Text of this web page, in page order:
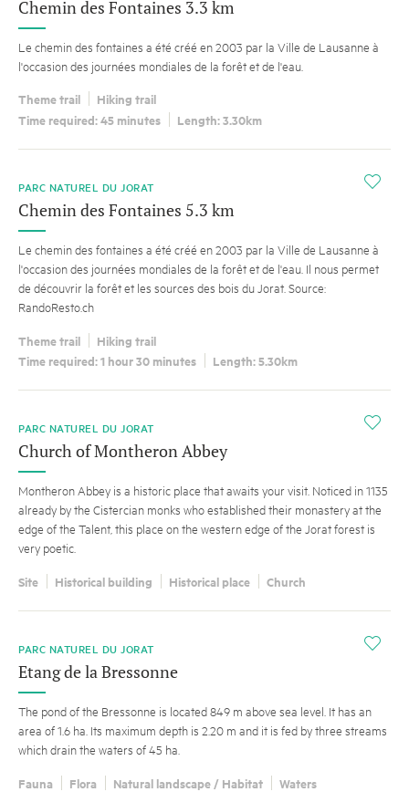
Chemin des Fontaines 3.3 km
Le chemin des fontaines a été créé en 2003 par la Ville de Lausanne à
l'occasion des journées mondiales de la forêt et de l'eau.
Theme trail
Hiking trail
Time required: 45 minutes
Length: 3.30km
i
PARC NATUREL DU JORAT
Chemin des Fontaines 5.3 km
Le chemin des fontaines a été créé en 2003 par la Ville de Lausanne à
l'occasion des journées mondiales de la forêt et de l'eau. Il nous permet
de découvrir la forêt et les sources des bois du Jorat. Source:
RandoResto.ch
Theme trail
Hiking trail
Time required: 1 hour 30 minutes
Length: 5.30km
i
PARC NATUREL DU JORAT
Church of Montheron Abbey
Montheron Abbey is a historic place that awaits your visit. Noticed in 1135
already by the Cistercian monks who established their monastery at the
edge of the Talent, this place on the western edge of the Jorat forest is
very poetic.
Site Historical building Historical place Church
i
PARC NATUREL DU JORAT
Etang de la Bressonne
The pond of the Bressonne is located 849 m above sea level. It has an
area of 1.6 ha. Its maximum depth is 2.20 m and it is fed by three streams
which drain the waters of 45 ha.
Fauna Flora Natural landscape / Habitat Waters